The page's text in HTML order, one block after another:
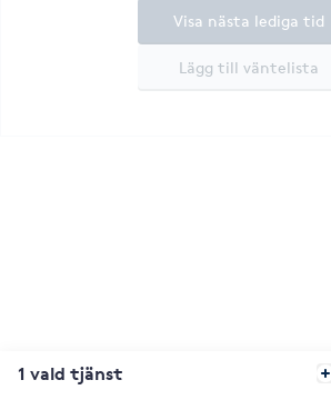
Lägg till väntelista
Visa nästa lediga tid
1 vald tjänst